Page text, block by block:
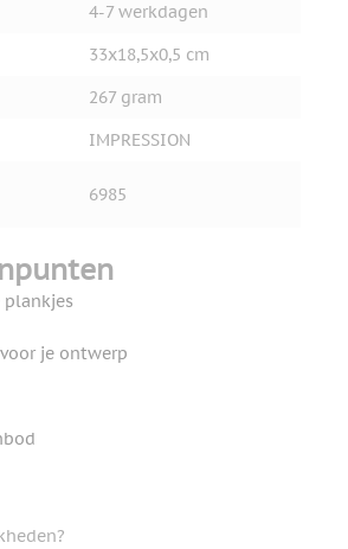
4-7 werkdagen
33x18,5x0,5 cm
267 gram
IMPRESSION
6985
plankjes
je ontwerp